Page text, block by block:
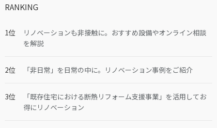
RANKING
リノベーションも非接触に。おすすめ設備やオンライン相談
を解説
「非日常」を日常の中に。リノベーション事例をご紹介
「既存住宅における断熱リフォーム支援事業」を活用してお
得にリノベーション